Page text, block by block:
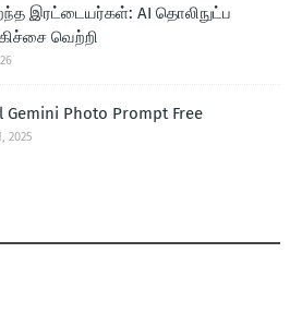
இரட்டையர்கள்: AI தொலிநுட்ப
வெற்றி
Gemini Photo Prompt Free
2025